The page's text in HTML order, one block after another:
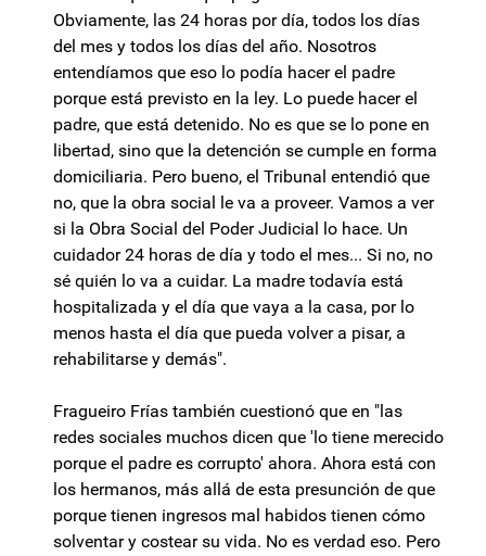
Obviamente, las 24 horas por día, todos los días
del mes y todos los días del año. Nosotros
entendíamos que eso lo podía hacer el padre
porque está previsto en la ley. Lo puede hacer el
padre, que está detenido. No es que se lo pone en
libertad, sino que la detención se cumple en forma
domiciliaria. Pero bueno, el Tribunal entendió que
no, que la obra social le va a proveer. Vamos a ver
si la Obra Social del Poder Judicial lo hace. Un
cuidador 24 horas de día y todo el mes... Si no, no
sé quién lo va a cuidar. La madre todavía está
hospitalizada y el día que vaya a la casa, por lo
menos hasta el día que pueda volver a pisar, a
rehabilitarse y demás".
Fragueiro Frías también cuestionó que en "las
redes sociales muchos dicen que 'lo tiene merecido
porque el padre es corrupto' ahora. Ahora está con
los hermanos, más allá de esta presunción de que
porque tienen ingresos mal habidos tienen cómo
solventar y costear su vida. No es verdad eso. Pero